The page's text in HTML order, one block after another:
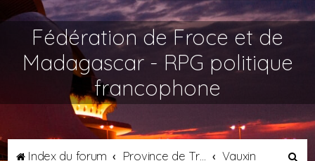
Fédération de Froce et de
Madagascar - RPG politique
francophone
Index du forum Province de Transalpie Vauxin